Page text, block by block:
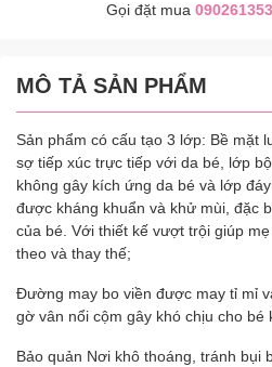
Gọi đặt mua
MÔ TẢ SẢN PHẨM
Sản phẩm có cấu tạo 3 lớp: Bề mặt
sợ tiếp xúc trực tiếp với da bé, lớp
không gây kích ứng da bé và lớp
được kháng khuẩn và khử mùi, đặc
của bé. Với thiết kế vượt trội giúp
theo và thay thế;
Đường may bo viền được may tỉ mỉ
gờ vân nổi cộm gây khó chịu cho bé
Bảo quản Nơi khô thoáng, tránh bụi